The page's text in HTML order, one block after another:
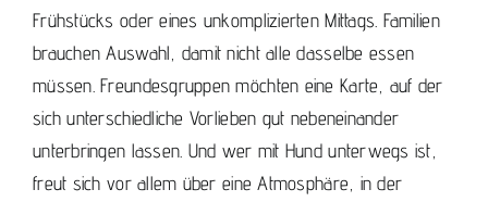
Frühstücks oder eines unkomplizierten Mittags. Familien
brauchen Auswahl, damit nicht alle dasselbe essen
müssen. Freundesgruppen möchten eine Karte, auf der
sich unterschiedliche Vorlieben gut nebeneinander
unterbringen lassen. Und wer mit Hund unterwegs ist,
freut sich vor allem über eine Atmosphäre, in der